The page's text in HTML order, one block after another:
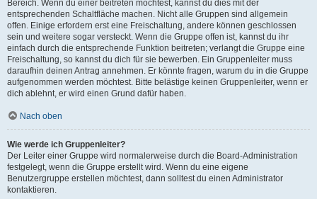
Bereich. Wenn du einer beitreten möchtest, kannst du dies mit der
entsprechenden Schaltfläche machen. Nicht alle Gruppen sind allgemein
offen. Einige erfordern erst eine Freischaltung, andere können geschlossen
sein und weitere sogar versteckt. Wenn die Gruppe offen ist, kannst du ihr
einfach durch die entsprechende Funktion beitreten; verlangt die Gruppe eine
Freischaltung, so kannst du dich für sie bewerben. Ein Gruppenleiter muss
daraufhin deinen Antrag annehmen. Er könnte fragen, warum du in die Gruppe
aufgenommen werden möchtest. Bitte belästige keinen Gruppenleiter, wenn er
dich ablehnt, er wird einen Grund dafür haben.
Nach oben
Wie werde ich Gruppenleiter?
Der Leiter einer Gruppe wird normalerweise durch die Board-Administration
festgelegt, wenn die Gruppe erstellt wird. Wenn du eine eigene
Benutzergruppe erstellen möchtest, dann solltest du einen Administrator
kontaktieren.